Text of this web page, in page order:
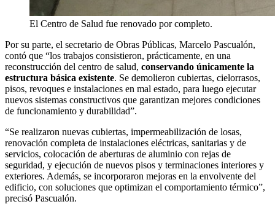
El Centro de Salud fue renovado por completo.
Por su parte, el secretario de Obras Públicas, Marcelo Pascualón,
contó que “los trabajos consistieron, prácticamente, en una
reconstrucción del centro de salud, conservando únicamente la
estructura básica existente. Se demolieron cubiertas, cielorrasos,
pisos, revoques e instalaciones en mal estado, para luego ejecutar
nuevos sistemas constructivos que garantizan mejores condiciones
de funcionamiento y durabilidad”.
“Se realizaron nuevas cubiertas, impermeabilización de losas,
renovación completa de instalaciones eléctricas, sanitarias y de
servicios, colocación de aberturas de aluminio con rejas de
seguridad, y ejecución de nuevos pisos y terminaciones interiores y
exteriores. Además, se incorporaron mejoras en la envolvente del
edificio, con soluciones que optimizan el comportamiento térmico”,
precisó Pascualón.